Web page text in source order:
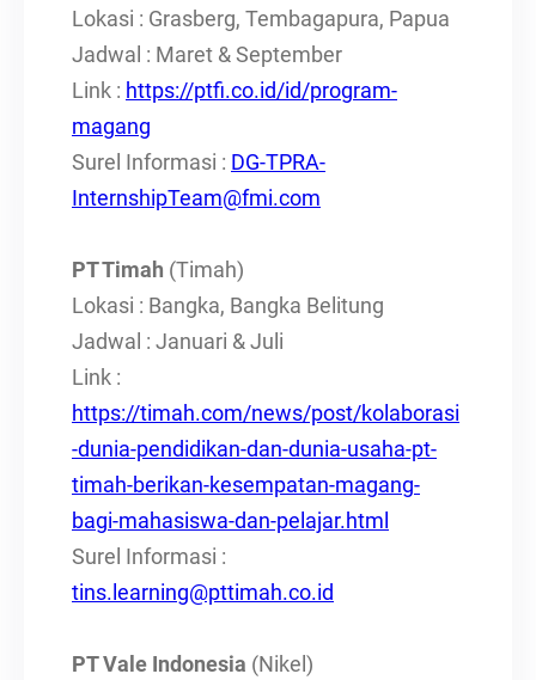
Lokasi : Grasberg, Tembagapura, Papua
Jadwal : Maret & September
Link : https://ptfi.co.id/id/program-
magang
Surel Informasi : DG-TPRA-
InternshipTeam@fmi.com
PT Timah (Timah)
Lokasi : Bangka, Bangka Belitung
Jadwal : Januari & Juli
Link :
https://timah.com/news/post/kolaborasi
-dunia-pendidikan-dan-dunia-usaha-pt-
timah-berikan-kesempatan-magang-
bagi-mahasiswa-dan-pelajar.html
Surel Informasi :
tins.learning@pttimah.co.id
PT Vale Indonesia (Nikel)